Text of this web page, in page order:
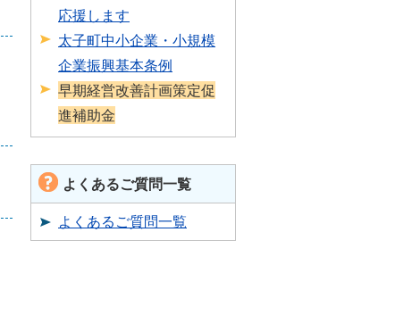
応援します
太子町中小企業・小規模
企業振興基本条例
早期経営改善計画策定促
進補助金
よくあるご質問一覧
よくあるご質問一覧